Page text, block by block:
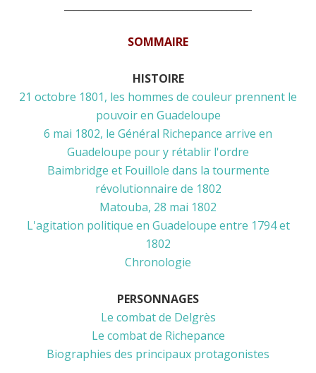
SOMMAIRE
HISTOIRE
21 octobre 1801, les hommes de couleur prennent le
pouvoir en Guadeloupe
6 mai 1802, le Général Richepance arrive en
Guadeloupe pour y rétablir l'ordre
Baimbridge et Fouillole dans la tourmente
révolutionnaire de 1802
Matouba, 28 mai 1802
L'agitation politique en Guadeloupe entre 1794 et
1802
Chronologie
PERSONNAGES
Le combat de Delgrès
Le combat de Richepance
Biographies des principaux protagonistes